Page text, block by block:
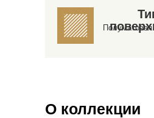
Полуматовая
О коллекции